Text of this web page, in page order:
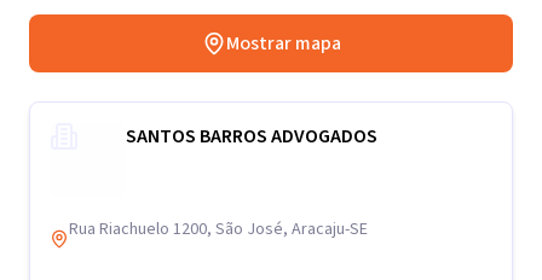
Mostrar mapa
SANTOS BARROS ADVOGADOS
Rua Riachuelo 1200, São José, Aracaju-SE